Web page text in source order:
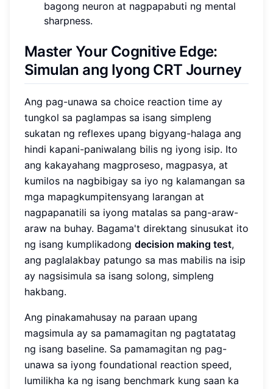
bagong neuron at nagpapabuti ng mental
sharpness.
Master Your Cognitive Edge:
Simulan ang Iyong CRT Journey
Ang pag-unawa sa choice reaction time ay
tungkol sa paglampas sa isang simpleng
sukatan ng reflexes upang bigyang-halaga ang
hindi kapani-paniwalang bilis ng iyong isip. Ito
ang kakayahang magproseso, magpasya, at
kumilos na nagbibigay sa iyo ng kalamangan sa
mga mapagkumpitensyang larangan at
nagpapanatili sa iyong matalas sa pang-araw-
araw na buhay. Bagama't direktang sinusukat ito
ng isang kumplikadong decision making test,
ang paglalakbay patungo sa mas mabilis na isip
ay nagsisimula sa isang solong, simpleng
hakbang.
Ang pinakamahusay na paraan upang
magsimula ay sa pamamagitan ng pagtatatag
ng isang baseline. Sa pamamagitan ng pag-
unawa sa iyong foundational reaction speed,
lumilikha ka ng isang benchmark kung saan ka